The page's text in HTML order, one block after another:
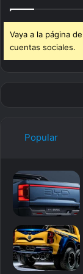
Vaya a la página
cuentas sociales.
Popular